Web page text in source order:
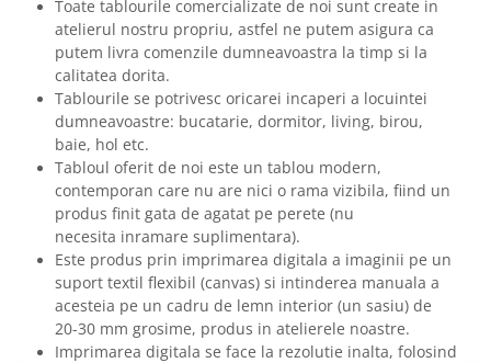
Tricouri motociclisti
Tricouri motociclisti
Tricouri enduro
Tricouri offroad
Tricouri biciclisti
Tricouri biciclisti
Tricouri biciclisti MTB
Tricouri biciclisti BMX
Tricouri biciclisti downhill
Tricouri skateboard
Tricouri sport/fitness
Tricouri fitness/sala de forta
Toate tablourile comercializate de noi sunt create in
atelierul nostru propriu, astfel ne putem asigura ca
putem livra comenzile dumneavoastra la timp si la
calitatea dorita.
Tablourile se potrivesc oricarei incaperi a locuintei
dumneavoastre: bucatarie, dormitor, living, birou,
baie, hol etc.
Tabloul oferit de noi este un tablou modern,
contemporan care nu are nici o rama vizibila, fiind un
produs finit gata de agatat pe perete (nu
necesita inramare suplimentara).
Este produs prin imprimarea digitala a imaginii pe un
suport textil flexibil (canvas) si intinderea manuala a
acesteia pe un cadru de lemn interior (un sasiu) de
20-30 mm grosime, produs in atelierele noastre.
Imprimarea digitala se face la rezolutie inalta, folosind